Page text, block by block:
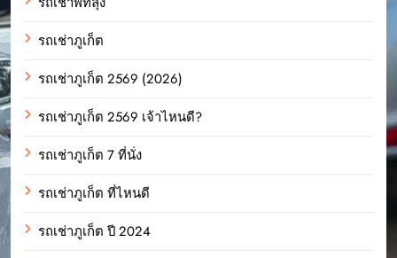
รถเช่าภูเก็ต
รถเช่าภูเก็ต 2569 (2026)
รถเช่าภูเก็ต 2569 เจ้าไหนดี?
รถเช่าภูเก็ต 7 ที่นั่ง
รถเช่าภูเก็ต ที่ไหนดี
รถเช่าภูเก็ต ปี 2024